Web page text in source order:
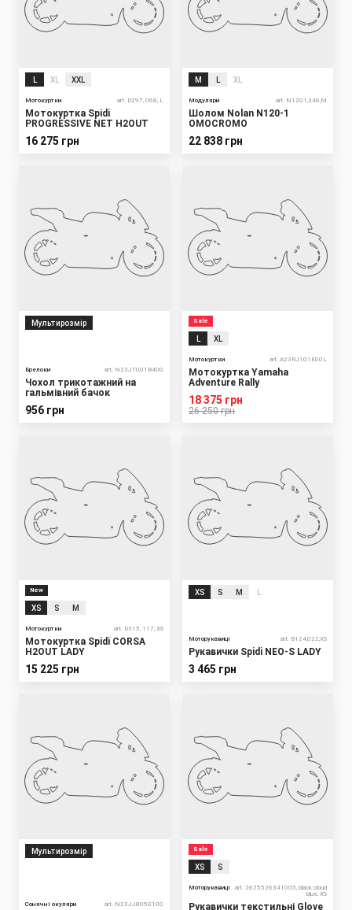
XL XXL
Мотокуртки art. D297, 068, L
Мотокуртка Spidi
PROGRESSIVE NET H2OUT
16 275 грн
M XL
Модуляри art. N1201,346,M
Шолом Nolan N120-1
OMOCROMO
22 838 грн
Мультирозмір
Брелоки art. N23JT001B400
Чохол трикотажний на
гальмівний бачок
956 грн
Sale
XL
Мотокуртки art. A23RJ101E00L
Мотокуртка Yamaha
Adventure Rally
26 250 грн
18 375 грн
New
XS S M
Мотокуртки art. D315, 117, XS
Мотокуртка Spidi CORSA
H2OUT LADY
15 225 грн
XS S M
Моторукавиці art. B124,022,XS
Рукавички Spidi NEO-S LADY
3 465 грн
Мультирозмір
Сонячні окуляри art. N23JJ805E100
Sale
XS S
Моторукавиці
art. 2625526341005, black cloud
blue, XS
Рукавички текстильні Glove